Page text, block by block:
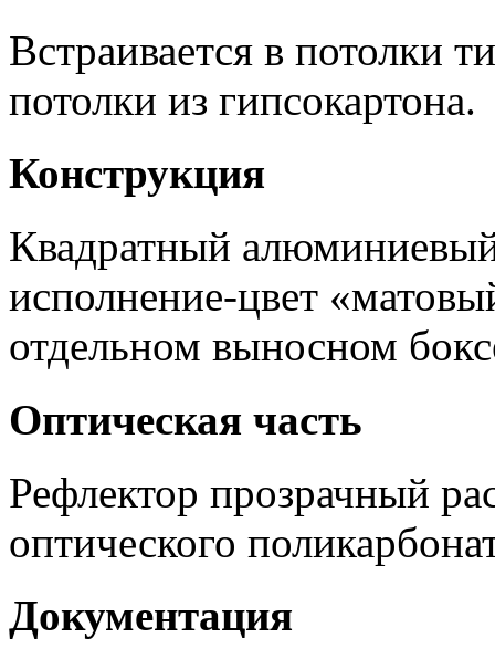
Встраивается в потолки
потолки из гипсокартона.
Конструкция
Квадратный
исполнение-цвет
отдельном выносном
Оптическая часть
Рефлектор прозрачный
оптического
Документация